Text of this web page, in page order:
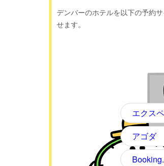
デンバーのホテルを以下の予約
せます。
エクス
アゴダ